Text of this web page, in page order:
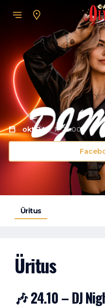
okt 24 R 22:00
Üritus
Üritus
🎶 24.10 – DJ